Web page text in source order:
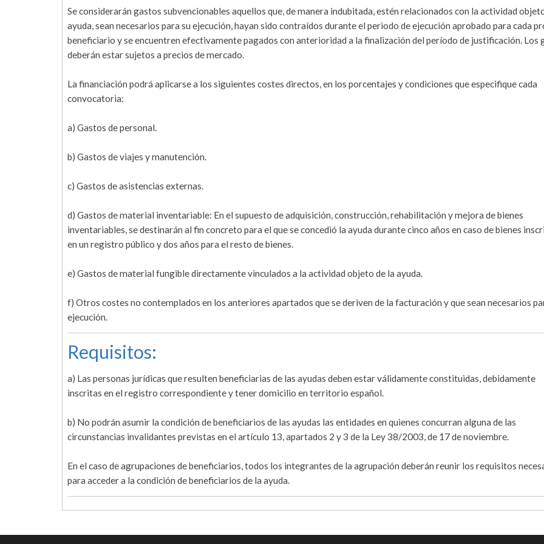
Se considerarán gastos subvencionables aquellos que, de manera indubitada, estén relacionados con la actividad
ayuda, sean necesarios para su ejecución, hayan sido contraídos durante el periodo de ejecución aprobado para cada
beneficiario y se encuentren efectivamente pagados con anterioridad a la finalización del período de justificación. Los
deberán estar sujetos a precios de mercado.
La financiación podrá aplicarse a los siguientes costes directos, en los porcentajes y condiciones que especifique cada
convocatoria:
a) Gastos de personal.
b) Gastos de viajes y manutención.
c) Gastos de asistencias externas.
d) Gastos de material inventariable: En el supuesto de adquisición, construcción, rehabilitación y mejora de bienes
inventariables, se destinarán al fin concreto para el que se concedió la ayuda durante cinco años en caso de bienes
en un registro público y dos años para el resto de bienes.
e) Gastos de material fungible directamente vinculados a la actividad objeto de la ayuda.
f) Otros costes no contemplados en los anteriores apartados que se deriven de la facturación y que sean necesarios
ejecución.
Requisitos:
a) Las personas jurídicas que resulten beneficiarias de las ayudas deben estar válidamente constituidas, debidamente
inscritas en el registro correspondiente y tener domicilio en territorio español.
b) No podrán asumir la condición de beneficiarios de las ayudas las entidades en quienes concurran alguna de las
circunstancias invalidantes previstas en el artículo 13, apartados 2 y 3 de la Ley 38/2003, de 17 de noviembre.
En el caso de agrupaciones de beneficiarios, todos los integrantes de la agrupación deberán reunir los requisitos
para acceder a la condición de beneficiarios de la ayuda.